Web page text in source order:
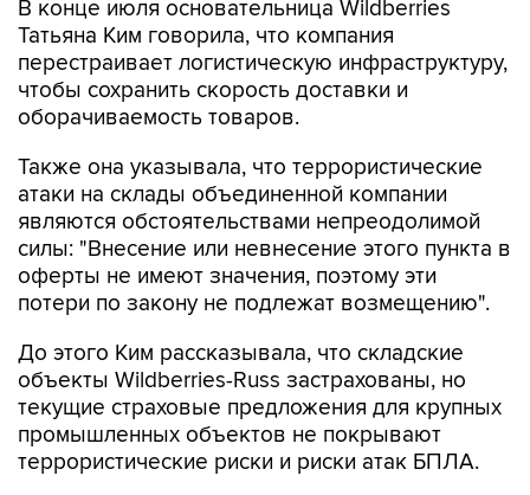
В конце июля основательница Wildberries
Татьяна Ким говорила, что компания
перестраивает логистическую инфраструктуру,
чтобы сохранить скорость доставки и
оборачиваемость товаров.
Также она указывала, что террористические
атаки на склады объединенной компании
являются обстоятельствами непреодолимой
силы: "Внесение или невнесение этого пункта в
оферты не имеют значения, поэтому эти
потери по закону не подлежат возмещению".
До этого Ким рассказывала, что складские
объекты Wildberries-Russ застрахованы, но
текущие страховые предложения для крупных
промышленных объектов не покрывают
террористические риски и риски атак БПЛА.